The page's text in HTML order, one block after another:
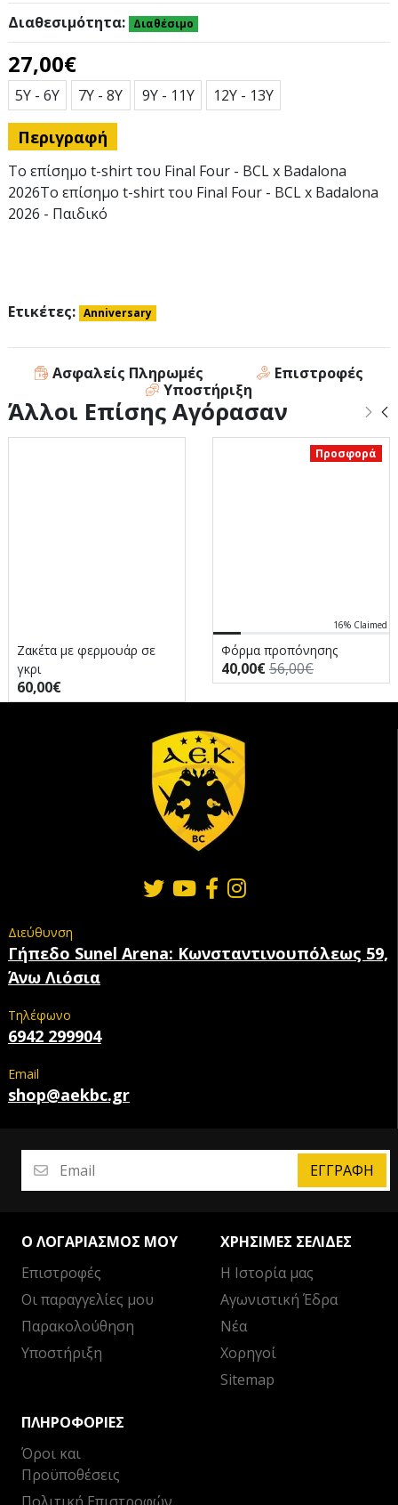
Περιγραφή
Τo επίσημo t-shirt του Final Four - BCL x Badalona
2026Τo επίσημo t-shirt του Final Four - BCL x Badalona
2026 - Παιδικό
Διαθεσιμότητα: Διαθέσιμο
27,00€
Μέγεθος
5Y - 6Y 7Y - 8Y 9Y - 11Y 12Y - 13Y
Ετικέτες: Anniversary
Ασφαλείς Πληρωμές
Επιστροφές
Υποστήριξη
Άλλοι Επίσης Αγόρασαν
Ζακέτα με φερμουάρ σε
γκρι
60,00€
Προσφορά
16% Claimed
Φόρμα προπόνησης
40,00€56,00€
Διεύθυνση
Γήπεδο Sunel Arena: Κωνσταντινουπόλεως 59,
Άνω Λιόσια
Τηλέφωνο
6942 299904
Email
shop@aekbc.gr
ΕΓΓΡΑΦΉ
Ο ΛΟΓΑΡΙΑΣΜΌΣ ΜΟΥ
Επιστροφές
Οι παραγγελίες μου
Παρακολούθηση
Υποστήριξη
ΧΡΉΣΙΜΕΣ ΣΕΛΊΔΕΣ
Η Ιστορία μας
Αγωνιστική Έδρα
Νέα
Χορηγοί
Sitemap
ΠΛΗΡΟΦΟΡΊΕΣ
Όροι και
Προϋποθέσεις